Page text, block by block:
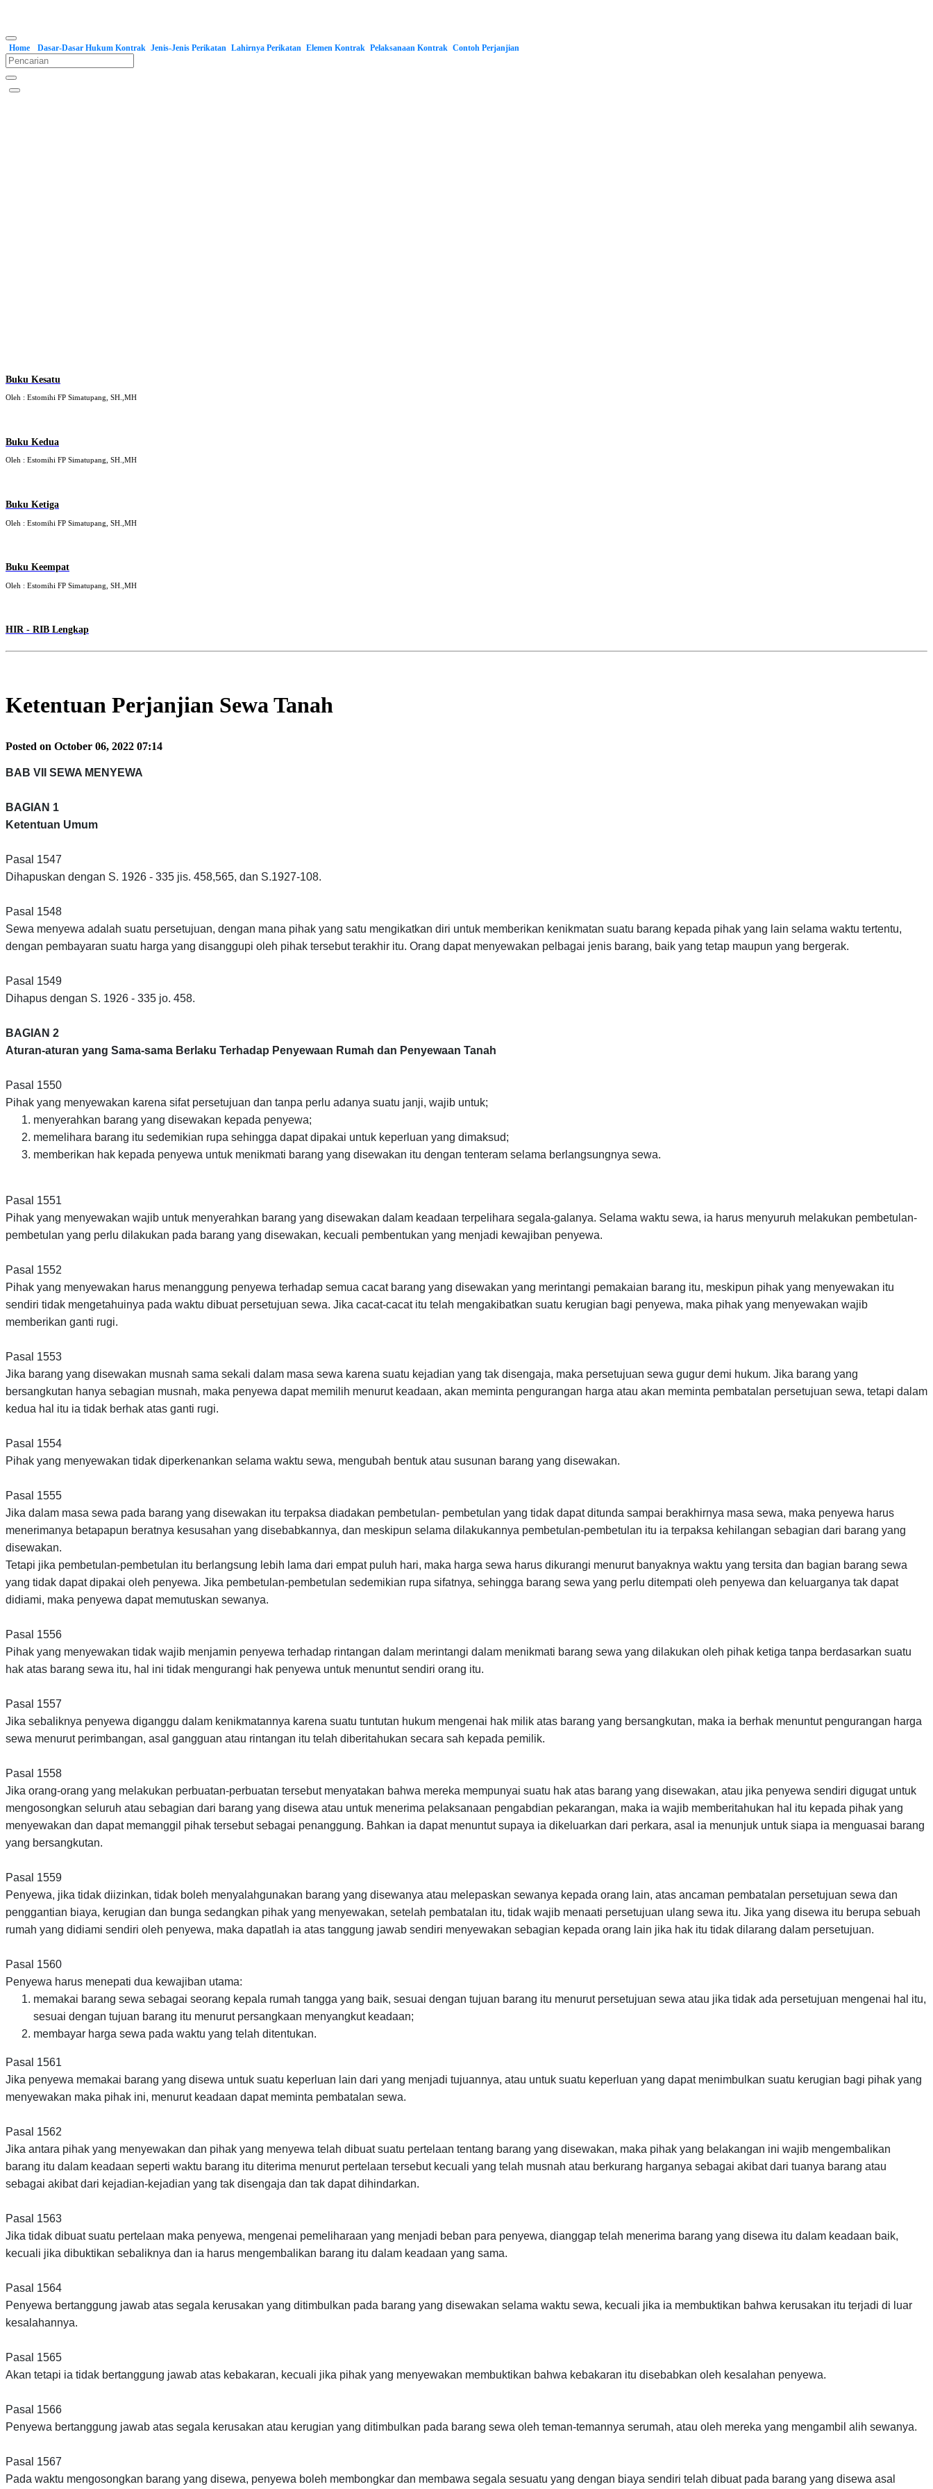
Home Dasar-Dasar Hukum Kontrak Jenis-Jenis Perikatan Lahirnya Perikatan Elemen Kontrak Pelaksanaan Kontrak Contoh Perjanjian
Buku Kesatu
Oleh : Estomihi FP Simatupang, SH.,MH
Buku Kedua
Oleh : Estomihi FP Simatupang, SH.,MH
Buku Ketiga
Oleh : Estomihi FP Simatupang, SH.,MH
Buku Keempat
Oleh : Estomihi FP Simatupang, SH.,MH
HIR - RIB Lengkap
Ketentuan Perjanjian Sewa Tanah
Posted on October 06, 2022 07:14
BAB VII SEWA MENYEWA
BAGIAN 1
Ketentuan Umum
Pasal 1547
Dihapuskan dengan S. 1926 - 335 jis. 458,565, dan S.1927-108.
Pasal 1548
Sewa menyewa adalah suatu persetujuan, dengan mana pihak yang satu mengikatkan diri untuk memberikan kenikmatan suatu barang kepada pihak yang lain selama waktu tertentu,
dengan pembayaran suatu harga yang disanggupi oleh pihak tersebut terakhir itu. Orang dapat menyewakan pelbagai jenis barang, baik yang tetap maupun yang bergerak.
Pasal 1549
Dihapus dengan S. 1926 - 335 jo. 458.
BAGIAN 2
Aturan-aturan yang Sama-sama Berlaku Terhadap Penyewaan Rumah dan Penyewaan Tanah
Pasal 1550
Pihak yang menyewakan karena sifat persetujuan dan tanpa perlu adanya suatu janji, wajib untuk;
menyerahkan barang yang disewakan kepada penyewa;
memelihara barang itu sedemikian rupa sehingga dapat dipakai untuk keperluan yang dimaksud;
memberikan hak kepada penyewa untuk menikmati barang yang disewakan itu dengan tenteram selama berlangsungnya sewa.
Pasal 1551
Pihak yang menyewakan wajib untuk menyerahkan barang yang disewakan dalam keadaan terpelihara segala-galanya. Selama waktu sewa, ia harus menyuruh melakukan pembetulan-
pembetulan yang perlu dilakukan pada barang yang disewakan, kecuali pembentukan yang menjadi kewajiban penyewa.
Pasal 1552
Pihak yang menyewakan harus menanggung penyewa terhadap semua cacat barang yang disewakan yang merintangi pemakaian barang itu, meskipun pihak yang menyewakan itu
sendiri tidak mengetahuinya pada waktu dibuat persetujuan sewa. Jika cacat-cacat itu telah mengakibatkan suatu kerugian bagi penyewa, maka pihak yang menyewakan wajib
memberikan ganti rugi.
Pasal 1553
Jika barang yang disewakan musnah sama sekali dalam masa sewa karena suatu kejadian yang tak disengaja, maka persetujuan sewa gugur demi hukum. Jika barang yang
bersangkutan hanya sebagian musnah, maka penyewa dapat memilih menurut keadaan, akan meminta pengurangan harga atau akan meminta pembatalan persetujuan sewa, tetapi dalam
kedua hal itu ia tidak berhak atas ganti rugi.
Pasal 1554
Pihak yang menyewakan tidak diperkenankan selama waktu sewa, mengubah bentuk atau susunan barang yang disewakan.
Pasal 1555
Jika dalam masa sewa pada barang yang disewakan itu terpaksa diadakan pembetulan- pembetulan yang tidak dapat ditunda sampai berakhirnya masa sewa, maka penyewa harus
menerimanya betapapun beratnya kesusahan yang disebabkannya, dan meskipun selama dilakukannya pembetulan-pembetulan itu ia terpaksa kehilangan sebagian dari barang yang
disewakan.
Tetapi jika pembetulan-pembetulan itu berlangsung lebih lama dari empat puluh hari, maka harga sewa harus dikurangi menurut banyaknya waktu yang tersita dan bagian barang sewa
yang tidak dapat dipakai oleh penyewa. Jika pembetulan-pembetulan sedemikian rupa sifatnya, sehingga barang sewa yang perlu ditempati oleh penyewa dan keluarganya tak dapat
didiami, maka penyewa dapat memutuskan sewanya.
Pasal 1556
Pihak yang menyewakan tidak wajib menjamin penyewa terhadap rintangan dalam merintangi dalam menikmati barang sewa yang dilakukan oleh pihak ketiga tanpa berdasarkan suatu
hak atas barang sewa itu, hal ini tidak mengurangi hak penyewa untuk menuntut sendiri orang itu.
Pasal 1557
Jika sebaliknya penyewa diganggu dalam kenikmatannya karena suatu tuntutan hukum mengenai hak milik atas barang yang bersangkutan, maka ia berhak menuntut pengurangan harga
sewa menurut perimbangan, asal gangguan atau rintangan itu telah diberitahukan secara sah kepada pemilik.
Pasal 1558
Jika orang-orang yang melakukan perbuatan-perbuatan tersebut menyatakan bahwa mereka mempunyai suatu hak atas barang yang disewakan, atau jika penyewa sendiri digugat untuk
mengosongkan seluruh atau sebagian dari barang yang disewa atau untuk menerima pelaksanaan pengabdian pekarangan, maka ia wajib memberitahukan hal itu kepada pihak yang
menyewakan dan dapat memanggil pihak tersebut sebagai penanggung. Bahkan ia dapat menuntut supaya ia dikeluarkan dari perkara, asal ia menunjuk untuk siapa ia menguasai barang
yang bersangkutan.
Pasal 1559
Penyewa, jika tidak diizinkan, tidak boleh menyalahgunakan barang yang disewanya atau melepaskan sewanya kepada orang lain, atas ancaman pembatalan persetujuan sewa dan
penggantian biaya, kerugian dan bunga sedangkan pihak yang menyewakan, setelah pembatalan itu, tidak wajib menaati persetujuan ulang sewa itu. Jika yang disewa itu berupa sebuah
rumah yang didiami sendiri oleh penyewa, maka dapatlah ia atas tanggung jawab sendiri menyewakan sebagian kepada orang lain jika hak itu tidak dilarang dalam persetujuan.
Pasal 1560
Penyewa harus menepati dua kewajiban utama:
memakai barang sewa sebagai seorang kepala rumah tangga yang baik, sesuai dengan tujuan barang itu menurut persetujuan sewa atau jika tidak ada persetujuan mengenai hal itu,
sesuai dengan tujuan barang itu menurut persangkaan menyangkut keadaan;
membayar harga sewa pada waktu yang telah ditentukan.
Pasal 1561
Jika penyewa memakai barang yang disewa untuk suatu keperluan lain dari yang menjadi tujuannya, atau untuk suatu keperluan yang dapat menimbulkan suatu kerugian bagi pihak yang
menyewakan maka pihak ini, menurut keadaan dapat meminta pembatalan sewa.
Pasal 1562
Jika antara pihak yang menyewakan dan pihak yang menyewa telah dibuat suatu pertelaan tentang barang yang disewakan, maka pihak yang belakangan ini wajib mengembalikan
barang itu dalam keadaan seperti waktu barang itu diterima menurut pertelaan tersebut kecuali yang telah musnah atau berkurang harganya sebagai akibat dari tuanya barang atau
sebagai akibat dari kejadian-kejadian yang tak disengaja dan tak dapat dihindarkan.
Pasal 1563
Jika tidak dibuat suatu pertelaan maka penyewa, mengenai pemeliharaan yang menjadi beban para penyewa, dianggap telah menerima barang yang disewa itu dalam keadaan baik,
kecuali jika dibuktikan sebaliknya dan ia harus mengembalikan barang itu dalam keadaan yang sama.
Pasal 1564
Penyewa bertanggung jawab atas segala kerusakan yang ditimbulkan pada barang yang disewakan selama waktu sewa, kecuali jika ia membuktikan bahwa kerusakan itu terjadi di luar
kesalahannya.
Pasal 1565
Akan tetapi ia tidak bertanggung jawab atas kebakaran, kecuali jika pihak yang menyewakan membuktikan bahwa kebakaran itu disebabkan oleh kesalahan penyewa.
Pasal 1566
Penyewa bertanggung jawab atas segala kerusakan atau kerugian yang ditimbulkan pada barang sewa oleh teman-temannya serumah, atau oleh mereka yang mengambil alih sewanya.
Pasal 1567
Pada waktu mengosongkan barang yang disewa, penyewa boleh membongkar dan membawa segala sesuatu yang dengan biaya sendiri telah dibuat pada barang yang disewa asal